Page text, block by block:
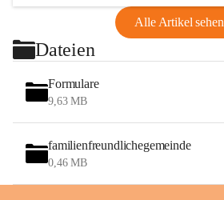
Alle Artikel sehen
Dateien
Formulare
9,63 MB
familienfreundlichegemeinde
0,46 MB